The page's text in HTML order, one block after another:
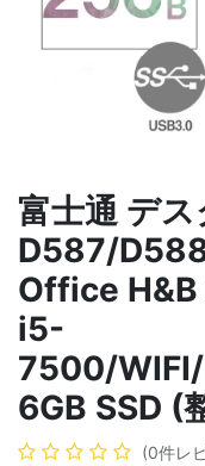
富士通 デ
D587/
Office
i5-
7500/
6GB SSD (
(0件レ